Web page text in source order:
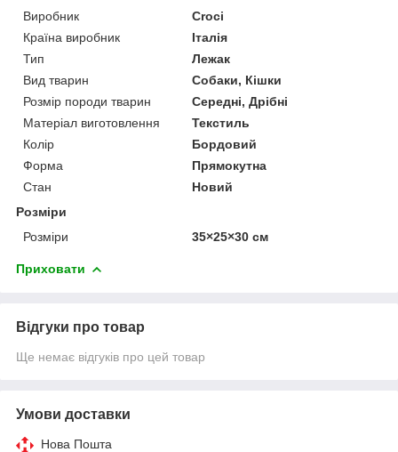
Виробник
Croci
Країна виробник
Італія
Тип
Лежак
Вид тварин
Собаки, Кішки
Розмір породи тварин
Середні, Дрібні
Матеріал виготовлення
Текстиль
Колір
Бордовий
Форма
Прямокутна
Стан
Новий
Розміри
Розміри
35×25×30 см
Приховати
Відгуки про товар
Ще немає відгуків про цей товар
Умови доставки
Нова Пошта